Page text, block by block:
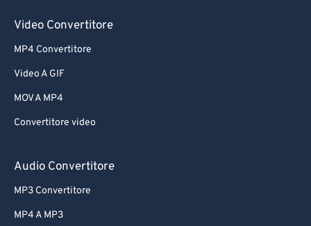
Video Convertitore
MP4 Convertitore
Video A GIF
MOV A MP4
Convertitore video
Audio Convertitore
MP3 Convertitore
MP4 A MP3